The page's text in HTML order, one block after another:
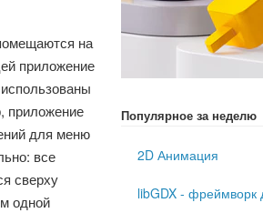
на
приложение
приложение
для меню
все
сверху
одной
Популярное за неделю
2D Анимация
libGDX - фреймворк